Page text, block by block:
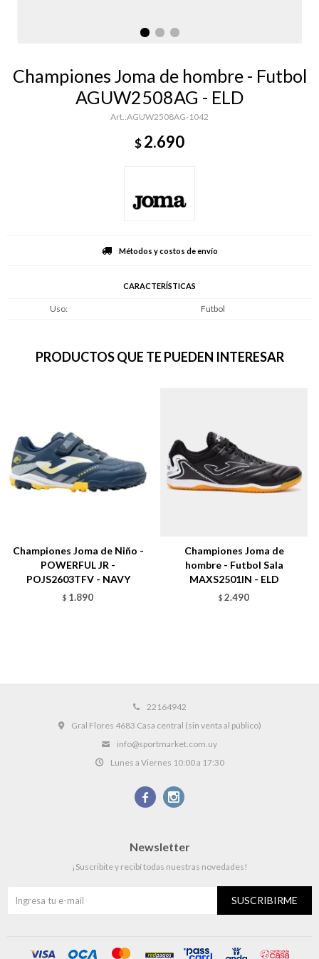
Championes Joma de hombre - Futbol
AGUW2508AG - ELD
AGUW2508AG-1042
$2.690
Métodos y costos de envío
CARACTERÍSTICAS
Uso Futbol
PRODUCTOS QUE TE PUEDEN INTERESAR
Championes Joma de Niño -
POWERFUL JR -
POJS2603TFV - NAVY
$ 1.890
Championes Joma de
hombre - Futbol Sala
MAXS2501IN - ELD
$ 2.490
22164942
Gral Flores 4683 Casa central (sin venta al público)
info@sportmarket.com.uy
Lunes a Viernes 10:00 a 17:30
 
Newsletter
¡Suscribite y recibí todas nuestras novedades!
SUSCRIBIRME